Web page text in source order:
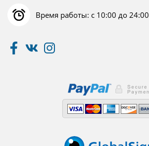
Время работы: с 10:00 до 24:00